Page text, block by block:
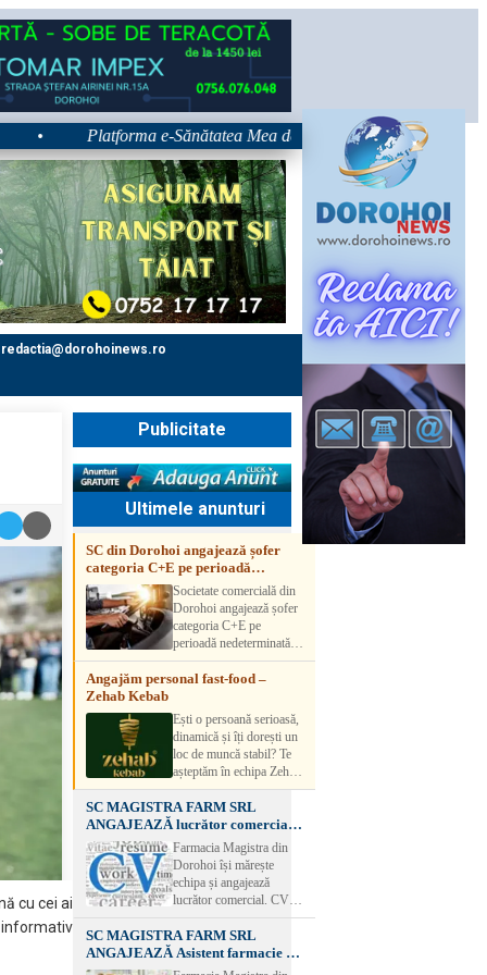
Platforma e-Sănătatea Mea devine disponibilă pe 1
redactia@dorohoinews.ro
cu cei ai
informativ
Publicitate
Ultimele anunturi
SC din Dorohoi angajează șofer
categoria C+E pe perioadă
nedeterminatăSocietate comercială din
Dorohoi angajează șofer
categoria C+E pe
perioadă nedeterminată.
Candidatul trebuie să
aibă experiență și atestat
detalii, vă rog să sunați la
numărul de telefon.
Angajăm personal fast-food –
Zehab Kebab
Ești o persoană serioasă,
dinamică și îți dorești un
loc de muncă stabil? Te
așteptăm în echipa Zehab
Kebab! Posturi
disponibile: -
SHAORMAR AJUTOR
BUCATAR 2/posturi -
LUCRATOR
COMERCIAL
VANZATOR /2 posturi
muncă Program flexibil
Salariu motivant, în
funcție de experienț
SC MAGISTRA FARM SRL
ANGAJEAZĂ lucrător comercial –
DOROHOI
Farmacia Magistra din
Dorohoi își mărește
echipa și angajează
lucrător comercial. CV-
urile se pot depune: * la
sediul Farmaciei
Magistra – Bulevardul
Victoriei nr. 23, Dorohoi
SC MAGISTRA FARM SRL
ANGAJEAZĂ Asistent farmacie –
DOROHOI